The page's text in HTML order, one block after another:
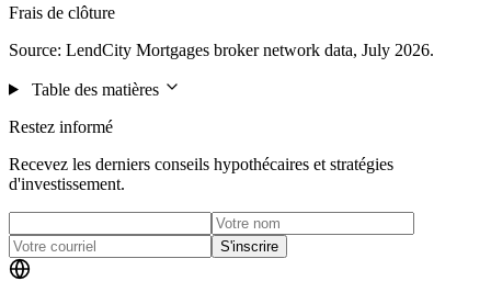
Frais de clôture
Source: LendCity Mortgages broker network data, July 2026.
Table des matières
Restez informé
Recevez les derniers conseils hypothécaires et stratégies
d'investissement.
S'inscrire